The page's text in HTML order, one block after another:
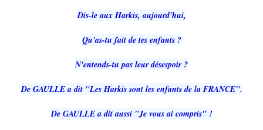
Dis-le aux Harkis, aujourd'hui,
Qu'as-tu fait de tes enfants ?
N'entends-tu pas leur désespoir ?
De GAULLE a dit "Les Harkis sont les enfants de la FRANCE".
De GAULLE a dit aussi "Je vous ai compris" !